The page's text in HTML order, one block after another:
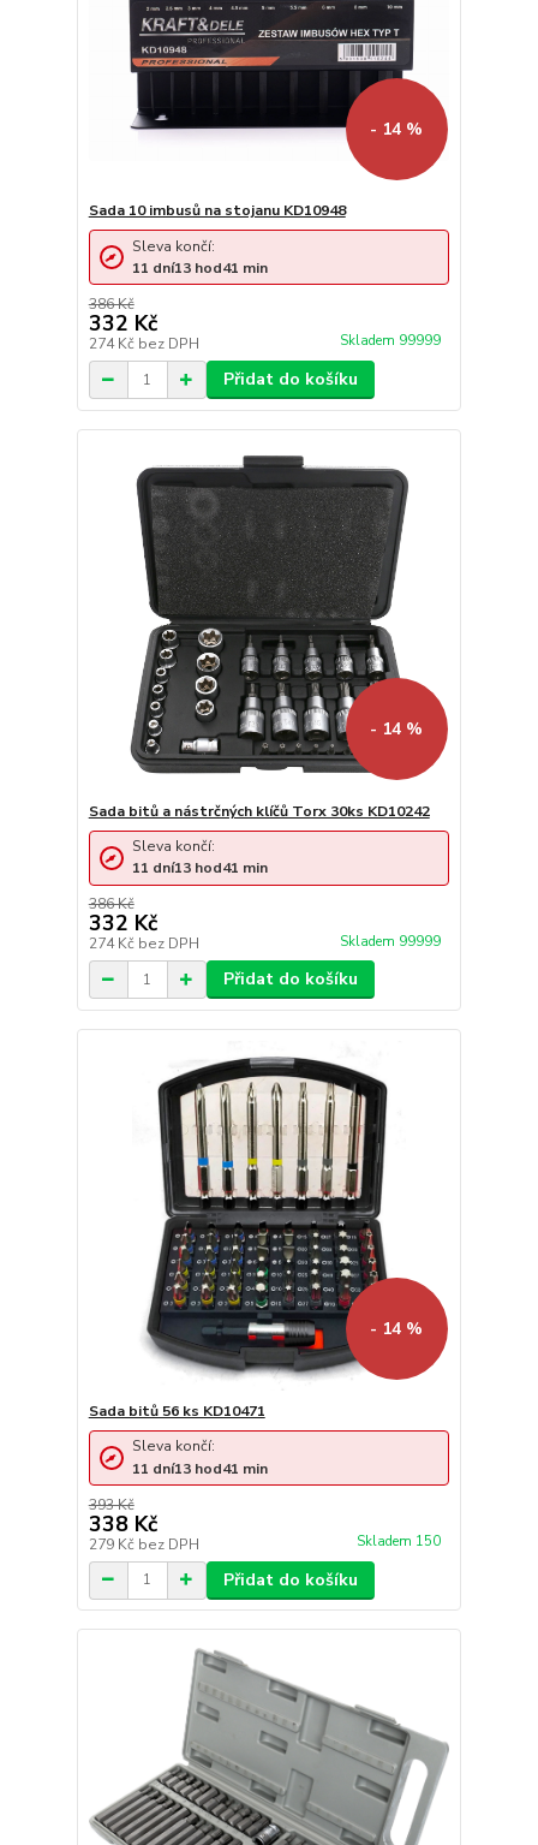
- 14 %
Sada 10 imbusů na stojanu KD10948
386 Kč
332 Kč
274 Kč bez DPH Skladem 99999
Sleva končí:
11 dní13 hod41 min
Přidat do košíku
- 14 %
Sada bitů a nástrčných klíčů Torx 30ks KD10242
386 Kč
332 Kč
274 Kč bez DPH Skladem 99999
Sleva končí:
11 dní13 hod41 min
Přidat do košíku
- 14 %
Sada bitů 56 ks KD10471
393 Kč
338 Kč
279 Kč bez DPH Skladem 150
Sleva končí:
11 dní13 hod41 min
Přidat do košíku